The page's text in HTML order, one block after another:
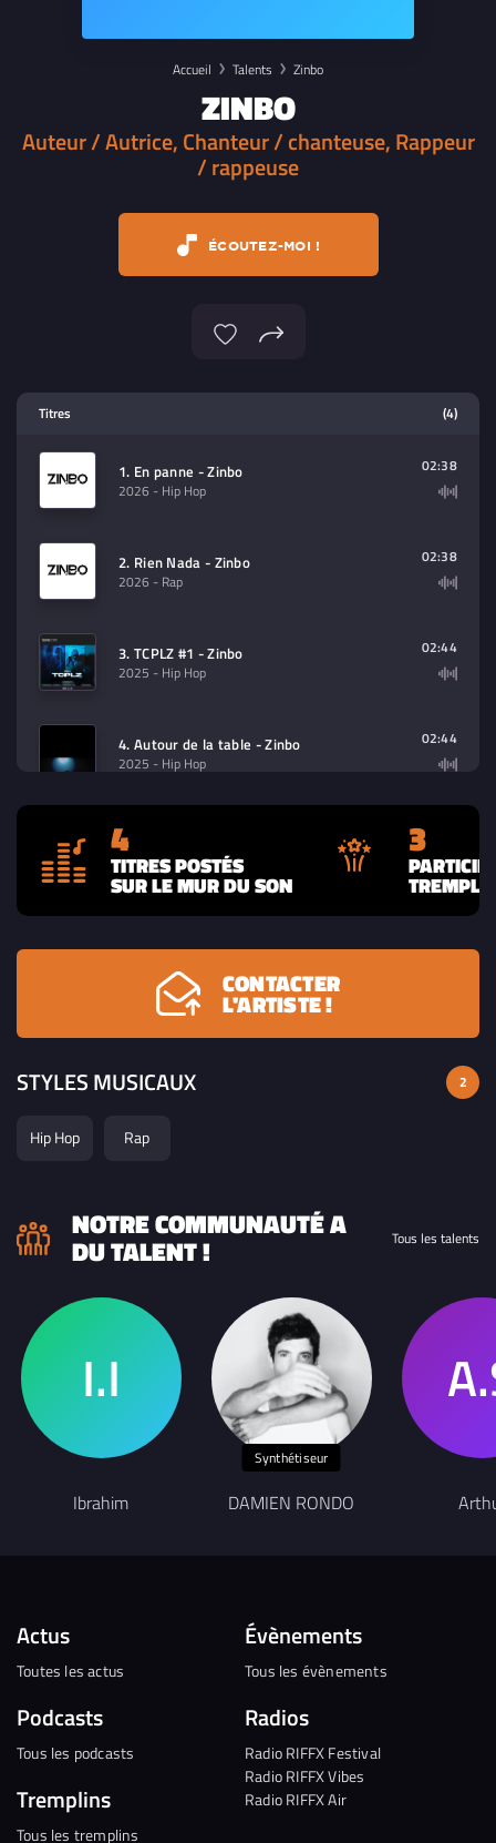
Accueil Talents Zinbo
ZINBO
Auteur / Autrice, Chanteur / chanteuse, Rappeur
/ rappeuse
ÉCOUTEZ-MOI !
contenu à lire (audio/video)
Titres (4)
1. En panne - Zinbo
2026 - Hip Hop
02:38
2. Rien Nada - Zinbo
2026 - Rap
02:38
3. TCPLZ #1 - Zinbo
2025 - Hip Hop
02:44
4. Autour de la table - Zinbo
2025 - Hip Hop
02:44
4
TITRES POSTÉS
SUR LE MUR DU SON
3
CONTACTER
L'ARTISTE !
STYLES MUSICAUX 2
Hip Hop Rap
NOTRE COMMUNAUTÉ A
DU TALENT ! Tous les talents
Ibrahim
Synthétiseur
DAMIEN RONDO
Actus
Toutes les actus
Podcasts
Tous les podcasts
Tremplins
Tous les tremplins
Évènements
Tous les évènements
Radios
Radio RIFFX Festival
Radio RIFFX Vibes
Radio RIFFX Air